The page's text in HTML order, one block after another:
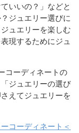
いいの？」などと
ジュエリー選びに
ュエリーを楽しむ
現するためにジュ
コーディネートの
ジュエリーの選び
えてジュエリーを
コーディネート＜